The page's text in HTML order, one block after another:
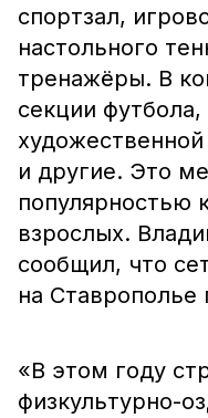
спортзал,
настольного
тренажёры. В
секции
и другие. Это
популярностью
взрослых.
сообщил, что
на Ставрополье
«В этом году
физкультурно-